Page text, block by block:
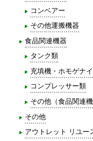
コンベアー
その他運搬機器
食品関連機器
タンク類
充填機・ホモゲナ
コンプレッサー類
その他（食品関連機
その他
アウトレット リユー